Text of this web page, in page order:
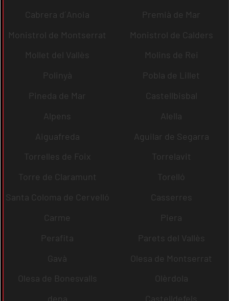
Cabrera d´Anoia
Premià de Mar
Monistrol de Montserrat
Monistrol de Calders
Mollet del Vallès
Molins de Rei
Polinyà
Pobla de Lillet
Pineda de Mar
Castellbisbal
Alpens
Alella
Aiguafreda
Aguilar de Segarra
Torrelles de Foix
Torrelavit
Torre de Claramunt
Torelló
Santa Coloma de Cervelló
Casserres
Carme
Piera
Perafita
Parets del Vallès
Gavà
Olesa de Montserrat
Olesa de Bonesvalls
Olèrdola
dena
Castelldefels